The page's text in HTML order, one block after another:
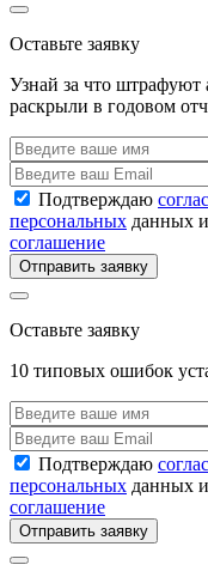
Оставьте заявку
Узнай за что штрафуют
раскрыли в годовом
Подтверждаю
персональных данных
соглашение
Отправить заявку
Оставьте заявку
10 типовых ошибок
Подтверждаю
персональных данных
соглашение
Отправить заявку